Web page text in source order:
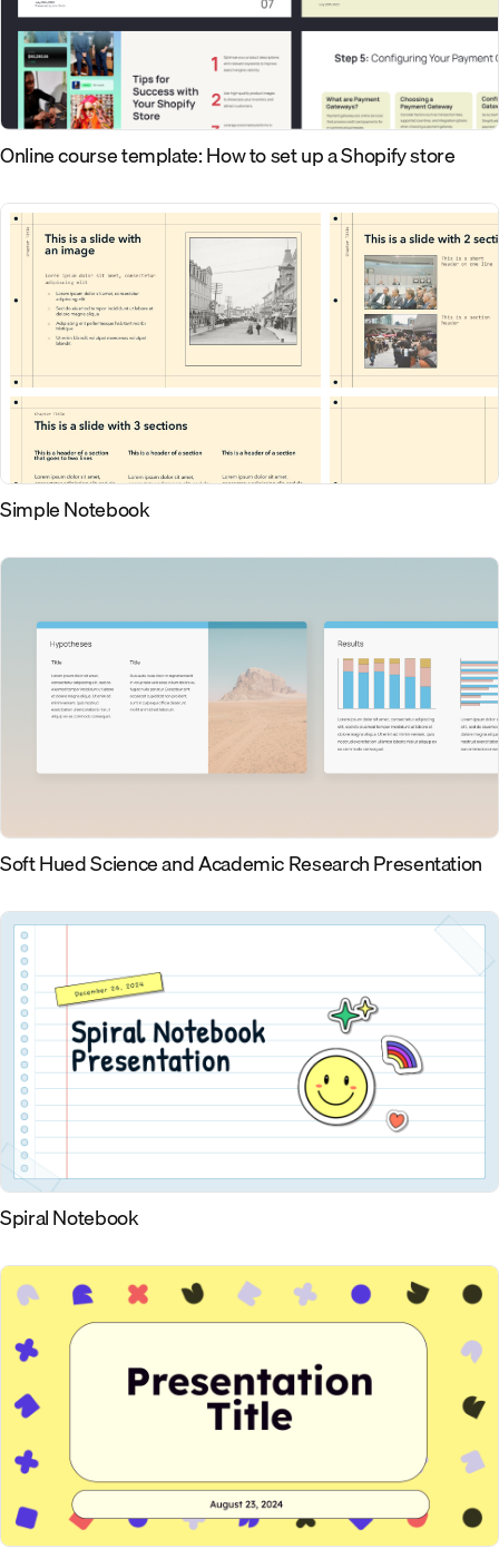
Online course template: How to set up a Shopify store
Simple Notebook
Soft Hued Science and Academic Research Presentation
Spiral Notebook